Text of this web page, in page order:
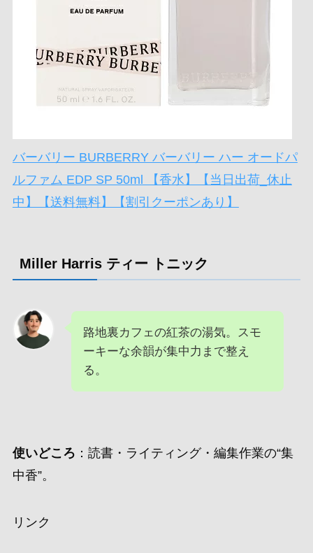
バーバリー BURBERRY バーバリー ハー オードパ
ルファム EDP SP 50ml 【香水】【当日出荷_休止
中】【送料無料】【割引クーポンあり】
Miller Harris ティー トニック
路地裏カフェの紅茶の湯気。スモ
ーキーな余韻が集中力まで整え
る。
使いどころ ：読書・ライティング・編集作業の“集
中香”。
リンク